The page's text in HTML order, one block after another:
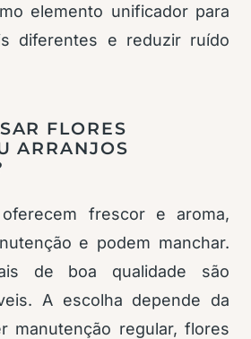
elemento unificador para
diferentes e reduzir ruído
FLORES
ARRANJOS
frescor e aroma,
e podem manchar.
de boa qualidade são
A escolha depende da
manutenção regular, flores